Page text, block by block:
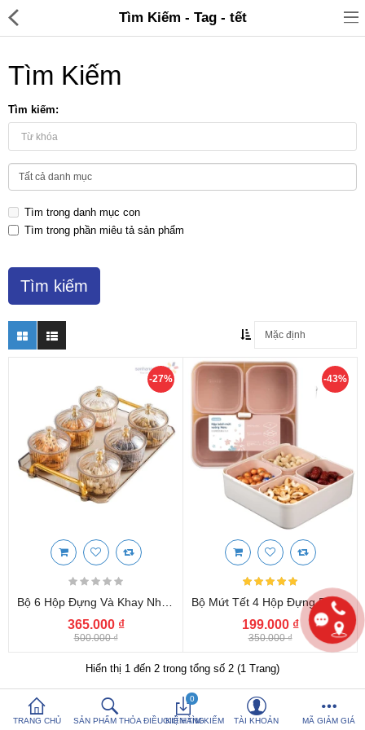
Điện gia dụng
Đồ tiện ích
Sản phẩm khác
Tin tức
So sánh sản
phẩm (%s)
Yêu thích (0)
Hotline:0816 505 655
Tải App SanHangRe nhận Quà
TRANG CHỦ SẢN PHẨM THỎA ĐIỀU KIỆN TÌM KIẾM
0
GIỎ HÀNG TÀI KHOẢN MÃ GIẢM GIÁ
Tìm Kiếm - Tag - tết
Tìm Kiếm
Tìm kiếm:
Tìm trong danh mục con
Tìm trong phần miêu tả sản phẩm
-27%
365.000 ₫
500.000 ₫
-43%
Bộ Mứt Tết 4 Hộp Đựng Bánh Kẹo Hạt Dưa Vuông Inochi Haru Hàng Xuất Nhật
199.000 ₫
350.000 ₫
Hiển thị 1 đến 2 trong tổng số 2 (1 Trang)